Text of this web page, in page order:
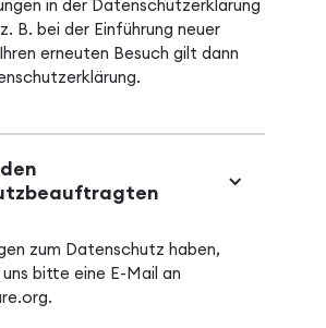
in der Datenschutzerklärung
B. bei der Einführung neuer
erneuten Besuch gilt dann
zum Datenschutz haben,
bitte eine E-Mail an
.